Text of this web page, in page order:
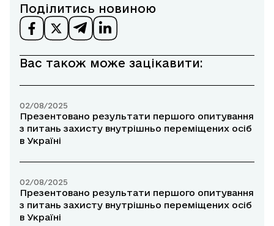
Поділитись новиною
Вас також може зацікавити:
02/08/2025
Презентовано результати першого опитування
з питань захисту внутрішньо переміщених осіб
в Україні
02/08/2025
Презентовано результати першого опитування
з питань захисту внутрішньо переміщених осіб
в Україні